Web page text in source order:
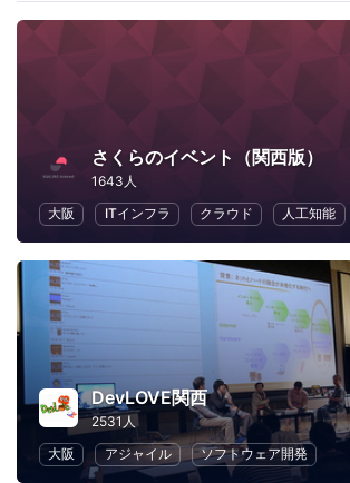
さくらのイベント（関西版）
1643人
大阪
ITインフラ クラウド 人工知能
DevLOVE関西
2531人
大阪
アジャイル ソフトウェア開発